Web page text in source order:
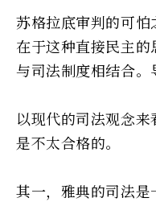
苏格拉底审判的可
在于这种直接民主的
与司法制度相结合。
以现代的司法观念
是不太合格的。
其一，雅典的司法